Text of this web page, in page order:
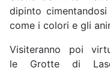
dipinto
come i colori e gli
Visiteranno poi
le Grotte di